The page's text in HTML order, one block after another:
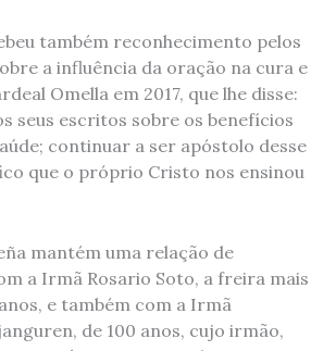
também reconhecimento pelos
a influência da oração na cura e
Omella em 2017, que lhe disse:
seus escritos sobre os benefícios
continuar a ser apóstolo desse
que o próprio Cristo nos ensinou
mantém uma relação de
a Irmã Rosario Soto, a freira mais
e também com a Irmã
de 100 anos, cujo irmão,